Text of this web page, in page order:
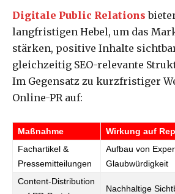
Digitale Public Relations
langfristigen Hebel, um das
stärken, positive Inhalte
gleichzeitig SEO-relevante
Im Gegensatz zu kurzfristiger
Online-PR auf:
Maßnahme
Wirkung auf
Fachartikel &
Pressemitteilungen
Aufbau von
Glaubwürdigkeit
Content-Distribution
Nachhaltige